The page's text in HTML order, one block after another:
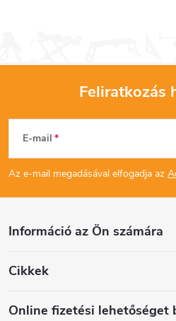
L
á
b
é
c
Feliratkozás
E-mail
Az e-mail megadásával elfogadja az
Információ az Ön számára
Cikkek
Online fizetési lehetőséget